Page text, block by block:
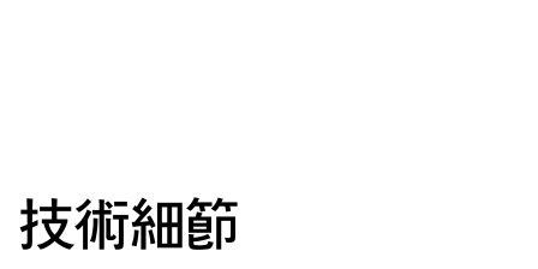
技術細節